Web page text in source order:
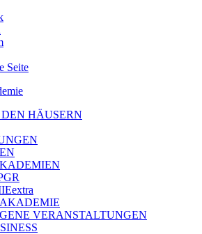
Seite
HÄUSERN
VERANSTALTUNGEN